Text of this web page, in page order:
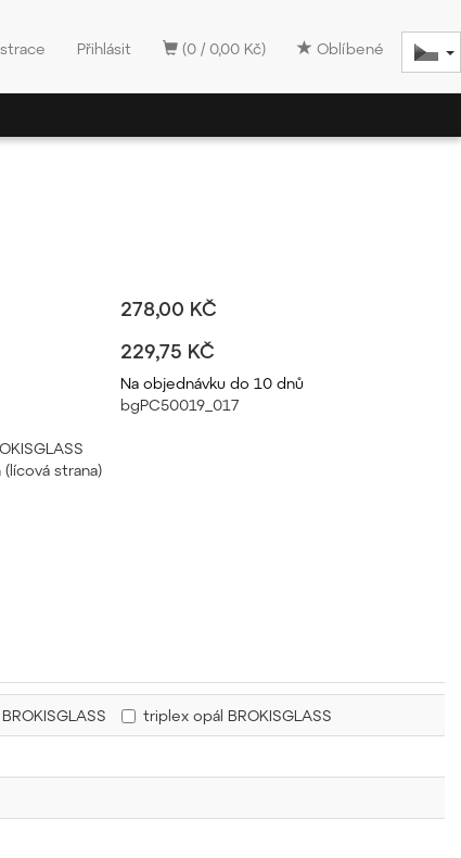
(0 / 0,00 Kč) Oblíbené
Přihlásit
278,00 KČ
229,75 KČ
Na objednávku do 10 dnů
bgPC50019_017
(lícová strana)
triplex opál BROKISGLASS